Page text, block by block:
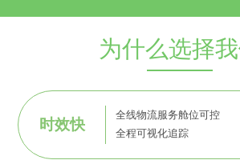
为什么选择
时效快
全线物流服务舱位可控
全程可视化追踪